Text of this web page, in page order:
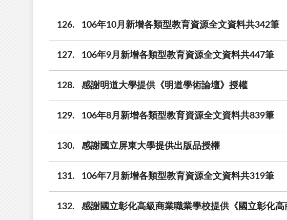
126 106年10月新增各類型教育資源全文資料共342筆
127 106年9月新增各類型教育資源全文資料共447筆
128 感謝明道大學提供《明道學術論壇》授權
129 106年8月新增各類型教育資源全文資料共839筆
130 感謝國立屏東大學提供出版品授權
131 106年7月新增各類型教育資源全文資料共319筆
132 感謝國立彰化高級商業職業學校提供《國立彰化